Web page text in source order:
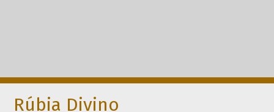
Rúbia Divino